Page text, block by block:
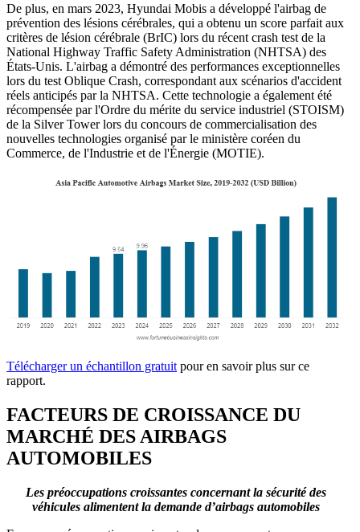
De plus, en mars 2023, Hyundai Mobis a développé l'airbag de
prévention des lésions cérébrales, qui a obtenu un score parfait aux
critères de lésion cérébrale (BrIC) lors du récent crash test de la
National Highway Traffic Safety Administration (NHTSA) des
États-Unis. L'airbag a démontré des performances exceptionnelles
lors du test Oblique Crash, correspondant aux scénarios d'accident
réels anticipés par la NHTSA. Cette technologie a également été
récompensée par l'Ordre du mérite du service industriel (STOISM)
de la Silver Tower lors du concours de commercialisation des
nouvelles technologies organisé par le ministère coréen du
Commerce, de l'Industrie et de l'Énergie (MOTIE).
Télécharger un échantillon gratuit pour en savoir plus sur ce
rapport.
FACTEURS DE CROISSANCE DU
MARCHÉ DES AIRBAGS
AUTOMOBILES
Les préoccupations croissantes concernant la sécurité des
véhicules alimentent la demande d’airbags automobiles